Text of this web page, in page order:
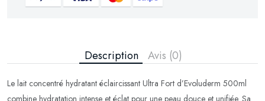
Description Avis (0)
Le lait concentré hydratant éclaircissant Ultra Fort d’Evoluderm 500ml
combine hydratation intense et éclat pour une peau douce et unifiée. Sa